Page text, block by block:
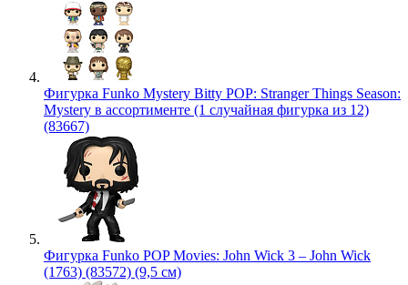
Фигурка Funko Mystery Bitty POP: Stranger Things Season:
Mystery в ассортименте (1 случайная фигурка из 12)
(83667)
Фигурка Funko POP Movies: John Wick 3 – John Wick
(1763) (83572) (9,5 см)